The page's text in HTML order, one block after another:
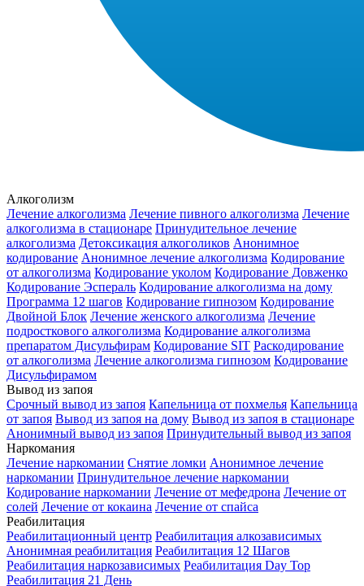
Алкоголизм
Лечение алкоголизма Лечение пивного алкоголизма Лечение
алкоголизма в стационаре Принудительное лечение
алкоголизма Детоксикация алкоголиков Анонимное
кодирование Анонимное лечение алкоголизма Кодирование
от алкоголизма Кодирование уколом Кодирование Довженко
Кодирование Эспераль Кодирование алкоголизма на дому
Программа 12 шагов Кодирование гипнозом Кодирование
Двойной Блок Лечение женского алкоголизма Лечение
подросткового алкоголизма Кодирование алкоголизма
препаратом Дисульфирам Кодирование SIT Раскодирование
от алкоголизма Лечение алкоголизма гипнозом Кодирование
Дисульфирамом
Вывод из запоя
Срочный вывод из запоя Капельница от похмелья Капельница
от запоя Вывод из запоя на дому Вывод из запоя в стационаре
Анонимный вывод из запоя Принудительный вывод из запоя
Наркомания
Лечение наркомании Снятие ломки Анонимное лечение
наркомании Принудительное лечение наркомании
Кодирование наркомании Лечение от мефедрона Лечение от
солей Лечение от кокаина Лечение от спайса
Реабилитация
Реабилитационный центр Реабилитация алкозависимых
Анонимная реабилитация Реабилитация 12 Шагов
Реабилитация наркозависимых Реабилитация Day Top
Реабилитация 21 День